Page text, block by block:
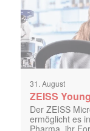
31. August
ZEISS
Der ZEISS
ermöglicht es